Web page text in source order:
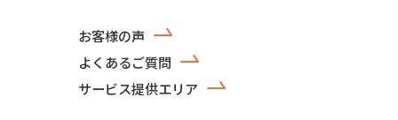
お客様の声
よくあるご質問
サービス提供エリア